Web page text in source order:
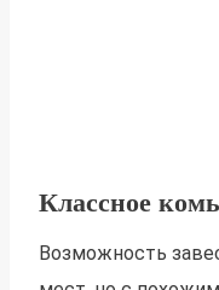
Классное
Возможность